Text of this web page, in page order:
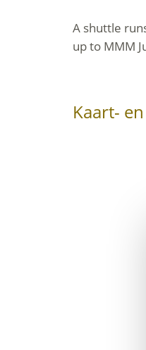
A shuttle
up to MMM
Kaart-